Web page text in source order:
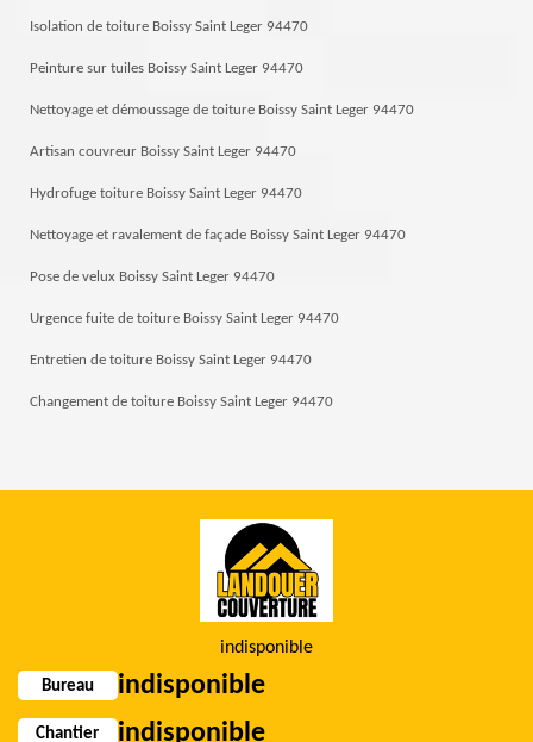
Isolation de toiture Boissy Saint Leger 94470
Peinture sur tuiles Boissy Saint Leger 94470
Nettoyage et démoussage de toiture Boissy Saint Leger 94470
Artisan couvreur Boissy Saint Leger 94470
Hydrofuge toiture Boissy Saint Leger 94470
Nettoyage et ravalement de façade Boissy Saint Leger 94470
Pose de velux Boissy Saint Leger 94470
Urgence fuite de toiture Boissy Saint Leger 94470
Entretien de toiture Boissy Saint Leger 94470
Changement de toiture Boissy Saint Leger 94470
indisponible
Bureau indisponible
Chantier indisponible